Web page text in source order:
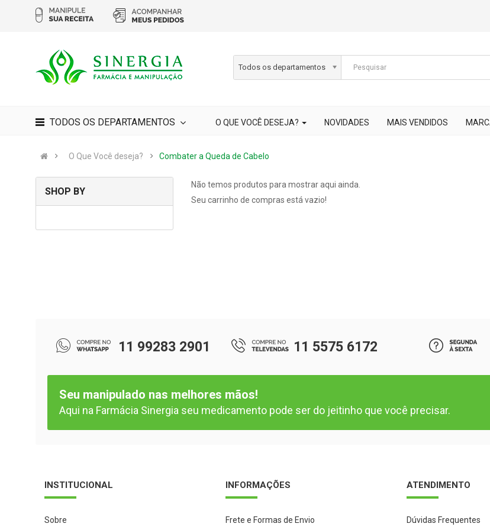
Todos os departamentos
TODOS OS DEPARTAMENTOS O QUE VOCÊ DESEJA? NOVIDADES MAIS VENDIDOS
O Que Você deseja? Combater a Queda de Cabelo
SHOP BY
Não temos produtos para mostrar aqui ainda.
Seu carrinho de compras está vazio!
11 99283 2901 11 5575 6172
Seu manipulado nas melhores mãos!
Aqui na Farmácia Sinergia seu medicamento pode ser do jeitinho que você precisar.
INSTITUCIONAL
Sobre
INFORMAÇÕES
Frete e Formas de Envio
ATENDIMENTO
Dúvidas Frequentes